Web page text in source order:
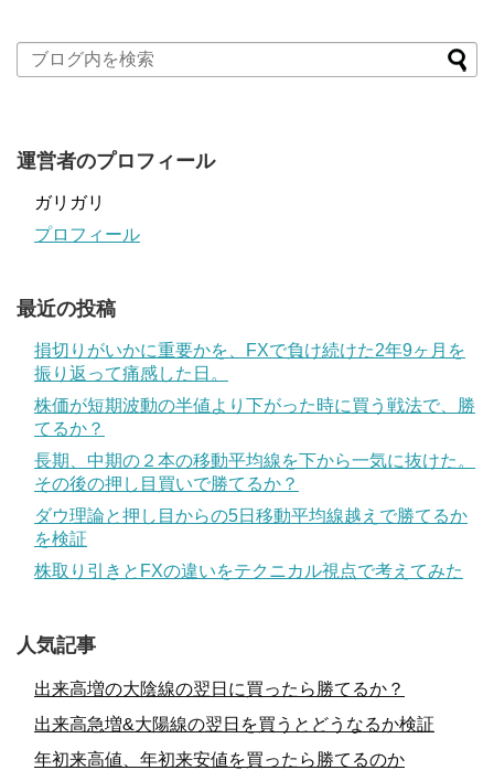
運営者のプロフィール
ガリガリ
プロフィール
最近の投稿
損切りがいかに重要かを、FXで負け続けた2年9ヶ月を
振り返って痛感した日。
株価が短期波動の半値より下がった時に買う戦法で、勝
てるか？
長期、中期の２本の移動平均線を下から一気に抜けた。
その後の押し目買いで勝てるか？
ダウ理論と押し目からの5日移動平均線越えで勝てるか
を検証
株取り引きとFXの違いをテクニカル視点で考えてみた
人気記事
出来高増の大陰線の翌日に買ったら勝てるか？
出来高急増&大陽線の翌日を買うとどうなるか検証
年初来高値、年初来安値を買ったら勝てるのか